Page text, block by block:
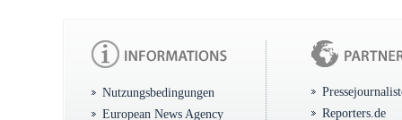
Nutzungsbedingungen
European News Agency
Reporters.de